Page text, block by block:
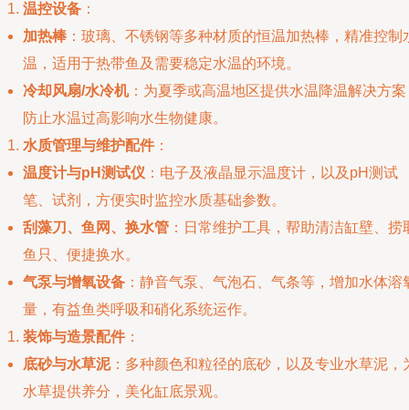
温控设备 ：
加热棒 ：玻璃、不锈钢等多种材质的恒温加热棒，精准控制
温，适用于热带鱼及需要稳定水温的环境。
冷却风扇/水冷机：为夏季或高温地区提供水温降温解决方案
防止水温过高影响水生物健康。
水质管理与维护配件：
温度计与pH测试仪 ：电子及液晶显示温度计，以及pH测试
笔、试剂，方便实时监控水质基础参数。
刮藻刀、鱼网、换水管 ：日常维护工具，帮助清洁缸壁、捞
鱼只、便捷换水。
气泵与增氧设备 ：静音气泵、气泡石、气条等，增加水体溶
量，有益鱼类呼吸和硝化系统运作。
装饰与造景配件：
底砂与水草泥：多种颜色和粒径的底砂，以及专业水草泥，
水草提供养分，美化缸底景观。